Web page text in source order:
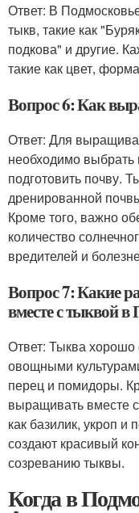
Ответ: В
тыкв, такие как
подкова" и другие.
такие как цвет,
Вопрос 6: Как
Ответ: Для
необходимо
подготовить почву.
дренированной
Кроме того, важно
количество
вредителей и
Вопрос 7: Какие
вместе с тыквой в
Ответ: Тыква хорошо
овощными
перец и помидоры.
выращивать вместе
как базилик, укроп и
создают красивый
созреванию тыквы.
Когда в